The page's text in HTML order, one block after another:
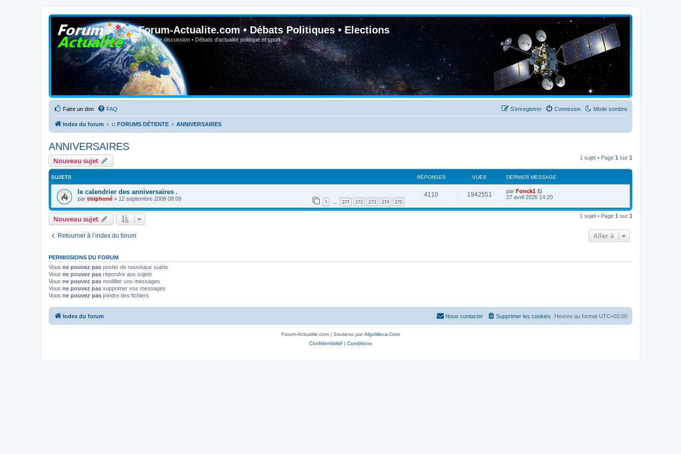
Forum-Actualite.com • Débats Politiques • Elections
Forum de discussion • Débats d'actualité politique et sport
Faire un don Mode sombre
FAQ Connexion
S’enregistrer
Index du forum :: FORUMS DÉTENTE ANNIVERSAIRES
ANNIVERSAIRES
Nouveau sujet 1 sujet • Page 1 sur 1
SUJETS RÉPONSES VUES DERNIER MESSAGE
le calendrier des anniversaires .
par tisiphoné » 12 septembre 2008 08:09 1 … 271 272 273 274 275
4110 1942551 par Fonck1
27 avril 2026 14:20
Nouveau sujet 1 sujet • Page 1 sur 1
Retourner à l’index du forum Aller à
PERMISSIONS DU FORUM
Vous ne pouvez pas poster de nouveaux sujets
Vous ne pouvez pas répondre aux sujets
Vous ne pouvez pas modifier vos messages
Vous ne pouvez pas supprimer vos messages
Vous ne pouvez pas joindre des fichiers
Index du forum Heures au format UTC+02:00
Supprimer les cookies
Nous contacter
Forum-Actualite.com | Soutenu parAlgoMeca.Com
Confidentialité | Conditions